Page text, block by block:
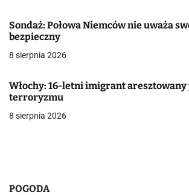
w
p
i
s
Sondaż: Połowa Niemców nie uważa
bezpieczny
8 sierpnia 2026
Włochy: 16-letni imigrant
terroryzmu
8 sierpnia 2026
POGODA